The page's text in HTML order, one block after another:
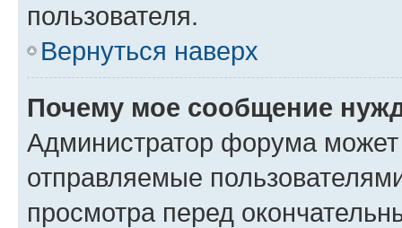
пользователя.
Вернуться наверх
Почему мое сообщение
Администратор форума
отправляемые
просмотра перед